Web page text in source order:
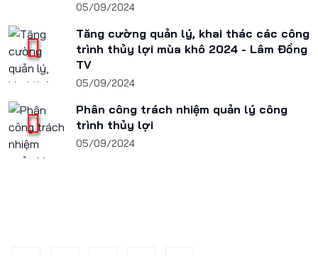
05/09/2024
Tăng cường quản lý, khai thác các công
trình thủy lợi mùa khô 2024 - Lâm Đồng
TV
05/09/2024
Phân công trách nhiệm quản lý công
trình thủy lợi
05/09/2024